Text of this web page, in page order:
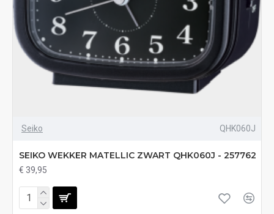
Seiko QHK060J
SEIKO WEKKER MATELLIC ZWART QHK060J - 257762
€ 39,95